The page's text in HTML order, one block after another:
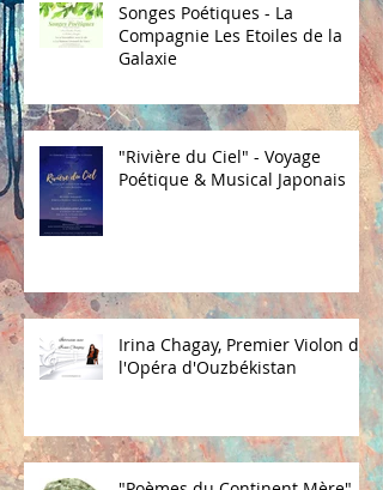
Songes Poétiques - La
Compagnie Les Etoiles de la
Galaxie
"Rivière du Ciel" - Voyage
Poétique & Musical Japonais
Irina Chagay, Premier Violon de
l'Opéra d'Ouzbékistan